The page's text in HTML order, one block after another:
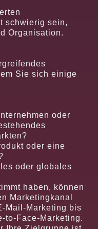
schwierig sein,
Organisation.
Sie sich einige
oder
oder eine
oder globales
haben, können
Marketingkanal
Mail-Marketing bis
to-Face-Marketing.